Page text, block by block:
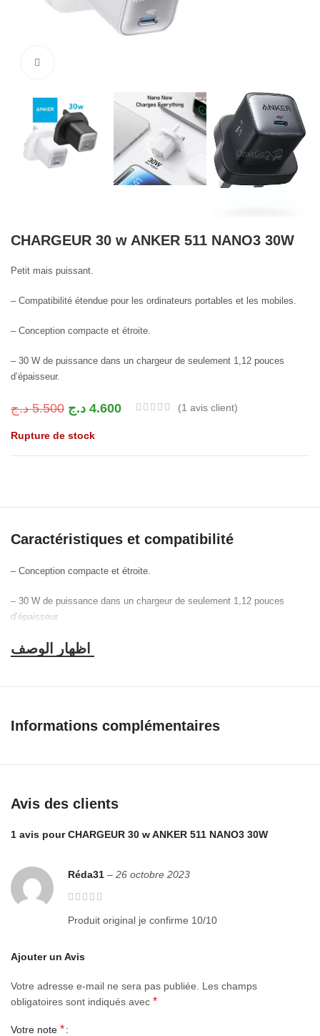
CHARGEUR 30 w ANKER 511 NANO3 30W
Petit mais puissant.
– Compatibilité étendue pour les ordinateurs portables et les mobiles.
– Conception compacte et étroite.
– 30 W de puissance dans un chargeur de seulement 1,12 pouces
d’épaisseur.
5.500 د.ج 4.600 د.ج (1 avis client)
Rupture de stock
Caractéristiques et compatibilité
– Conception compacte et étroite.
– 30 W de puissance dans un chargeur de seulement 1,12 pouces
d’épaisseur.
– 70% plus petit qu’un chargeur 30W d’origine.
– Prend en charge la charge ultra rapide Samsung (25 W).
– Protection améliorée avec ActiveShield 2.0
– Couleur : Noir, Blanc
– Marque : Anker
Informations complémentaires
Avis des clients
1 avis pourCHARGEUR 30 w ANKER 511 NANO3 30W
Réda31 – 26 octobre 2023
Produit original je confirme 10/10
Ajouter un Avis
Votre adresse e-mail ne sera pas publiée.
Les champs
obligatoires sont indiqués avec *
Votre note *